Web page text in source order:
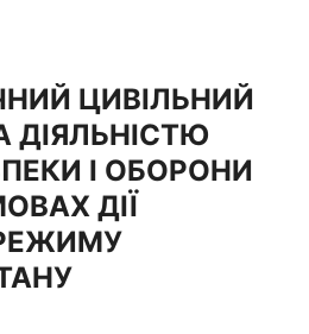
ЦИВІЛЬНИЙ
ДІЯЛЬНІСТЮ
І ОБОРОНИ
ДІЇ